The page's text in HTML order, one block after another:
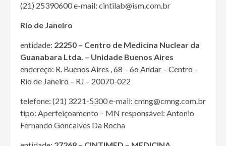
(21) 25390600 e-mail: cintilab@ism.com.br
Rio de Janeiro
entidade: 22250 – Centro de Medicina Nuclear da
Guanabara Ltda. – Unidade Buenos Aires
endereço: R. Buenos Aires , 68 – 6o Andar – Centro –
Rio de Janeiro – RJ – 20070-022
telefone: (21) 3221-5300 e-mail: cmng@cmng.com.br
tipo: Aperfeiçoamento – MN responsável: Antonio
Fernando Goncalves Da Rocha